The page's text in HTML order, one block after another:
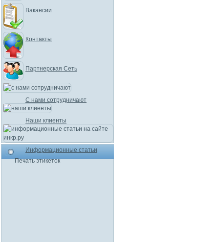
Вакансии
Контакты
Партнерская Сеть
С нами сотрудничают
Наши клиенты
Информационные статьи
Печать этикеток